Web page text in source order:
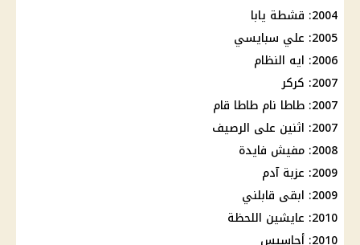
2004: قشطة يابا
2005: علي سبايسي
2006: ايه النظام
2007: كركر
2007: طاطا نام طاطا قام
2007: اثنين على الرصيف
2008: مفيش فايدة
2009: عزبة آدم
2009: ابقى قابلني
2010: عايشين اللحظة
2010: أحاسيس